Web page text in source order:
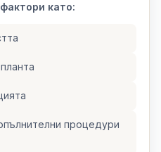
като:
процедури